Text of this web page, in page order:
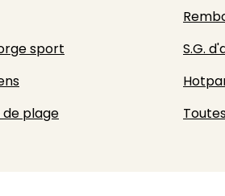
sport S.G.
plage